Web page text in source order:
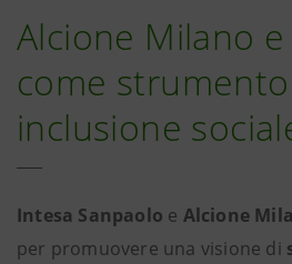
Alcione Milano
come
inclusione
Intesa Sanpaolo e Alcione
per promuovere una visione di